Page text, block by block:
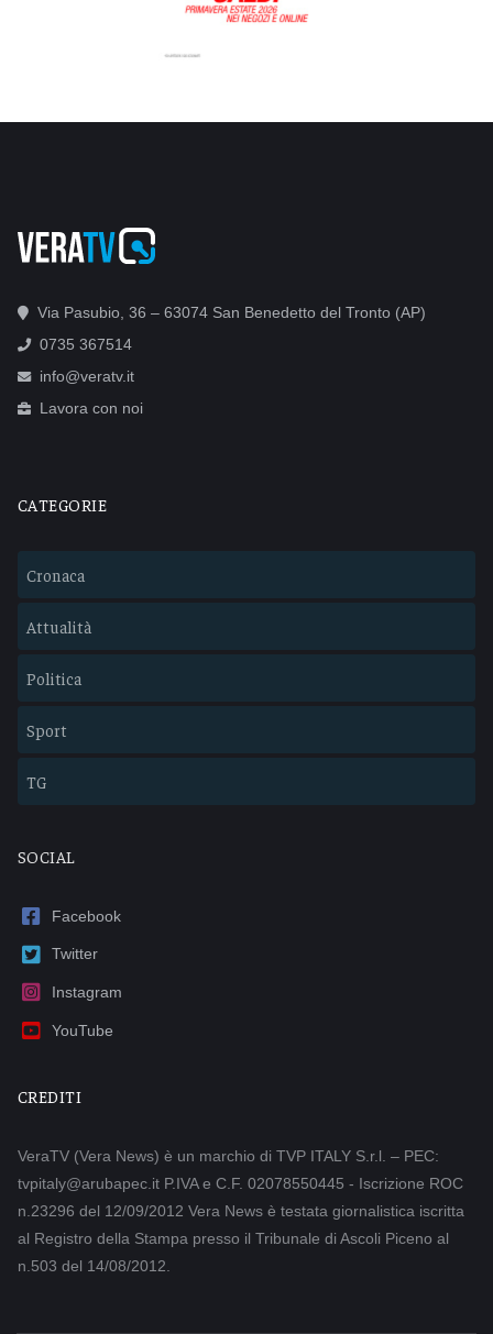
Via Pasubio, 36 – 63074 San Benedetto del Tronto (AP)
0735 367514
info@veratv.it
Lavora con noi
CATEGORIE
Cronaca
Attualità
Politica
Sport
TG
SOCIAL
Facebook
Twitter
Instagram
YouTube
CREDITI
VeraTV (Vera News) è un marchio di TVP ITALY S.r.l. – PEC:
tvpitaly@arubapec.it P.IVA e C.F. 02078550445 - Iscrizione ROC
n.23296 del 12/09/2012 Vera News è testata giornalistica iscritta
al Registro della Stampa presso il Tribunale di Ascoli Piceno al
n.503 del 14/08/2012.